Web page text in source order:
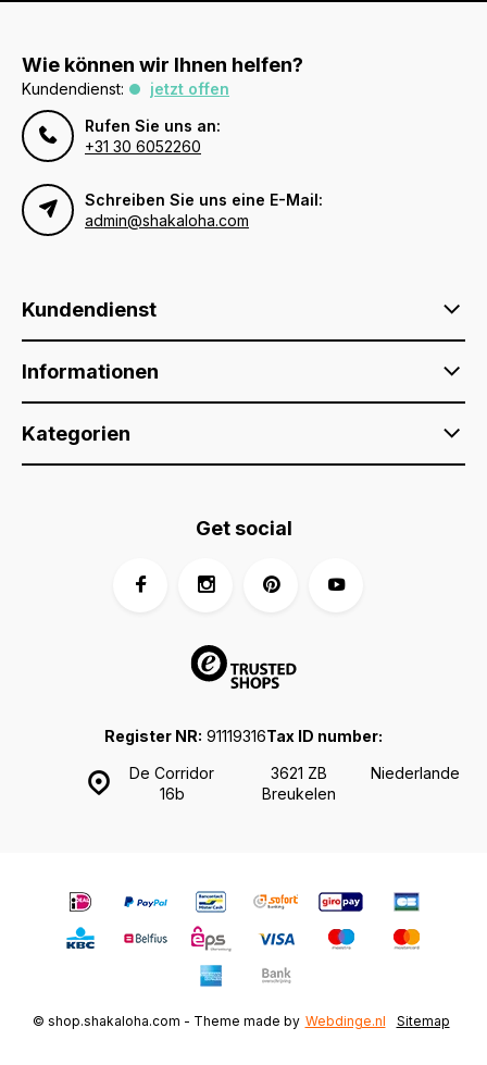
Wie können wir Ihnen helfen?
Kundendienst:
jetzt offen
Rufen Sie uns an:
+31 30 6052260
Schreiben Sie uns eine E-Mail:
admin@shakaloha.com
Kundendienst
Informationen
Kategorien
De Corridor
16b
3621 ZB
Breukelen
Niederlande
Register NR: 91119316Tax ID number:
Get social
© shop.shakaloha.com - Theme made by Webdinge.nl Sitemap